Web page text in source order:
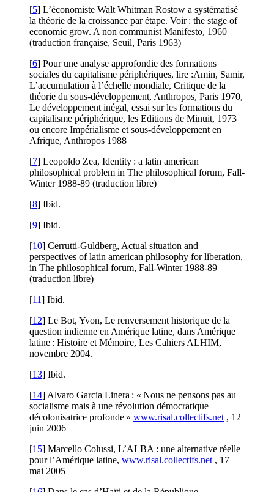
[5] L’économiste Walt Whitman Rostow a systématisé
la théorie de la croissance par étape. Voir : the stage of
economic grow. A non communist Manifesto, 1960
(traduction française, Seuil, Paris 1963)
[6] Pour une analyse approfondie des formations
sociales du capitalisme périphériques, lire :Amin, Samir,
L’accumulation à l’échelle mondiale, Critique de la
théorie du sous-développement, Anthropos, Paris 1970,
Le développement inégal, essai sur les formations du
capitalisme périphérique, les Editions de Minuit, 1973
ou encore Impérialisme et sous-développement en
Afrique, Anthropos 1988
[7] Leopoldo Zea, Identity : a latin american
philosophical problem in The philosophical forum, Fall-
Winter 1988-89 (traduction libre)
[8] Ibid.
[9] Ibid.
[10] Cerrutti-Guldberg, Actual situation and
perspectives of latin american philosophy for liberation,
in The philosophical forum, Fall-Winter 1988-89
(traduction libre)
[11] Ibid.
[12] Le Bot, Yvon, Le renversement historique de la
question indienne en Amérique latine, dans Amérique
latine : Histoire et Mémoire, Les Cahiers ALHIM,
novembre 2004.
[13] Ibid.
[14] Alvaro Garcia Linera : « Nous ne pensons pas au
socialisme mais à une révolution démocratique
décolonisatrice profonde » www.risal.collectifs.net , 12
juin 2006
[15] Marcello Colussi, L’ALBA : une alternative réelle
pour l’Amérique latine, www.risal.collectifs.net , 17
mai 2005